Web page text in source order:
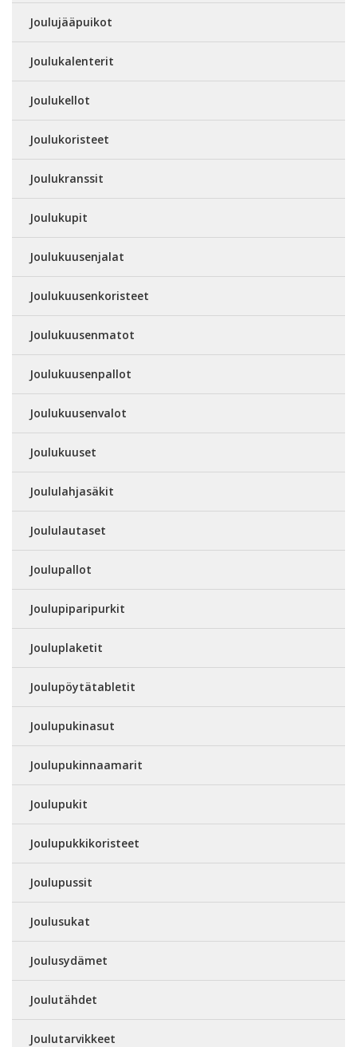
Joulujääpuikot
Joulukalenterit
Joulukellot
Joulukoristeet
Joulukranssit
Joulukupit
Joulukuusenjalat
Joulukuusenkoristeet
Joulukuusenmatot
Joulukuusenpallot
Joulukuusenvalot
Joulukuuset
Joululahjasäkit
Joululautaset
Joulupallot
Joulupiparipurkit
Jouluplaketit
Joulupöytätabletit
Joulupukinasut
Joulupukinnaamarit
Joulupukit
Joulupukkikoristeet
Joulupussit
Joulusukat
Joulusydämet
Joulutähdet
Joulutarvikkeet